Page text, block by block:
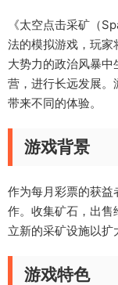
《太空点击采矿（
法的模拟游戏，玩
大势力的政治风暴
营，进行长远发展
带来不同的体验。
游戏背景
作为每月彩票的获
作。收集矿石，出售
立新的采矿设施以扩
游戏特色